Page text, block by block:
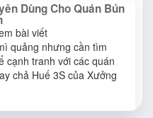
Dùng Cho Quán Bún
bài viết
quảng nhưng cần tìm
cạnh tranh với các quán
chả Huế 3S của Xưởng